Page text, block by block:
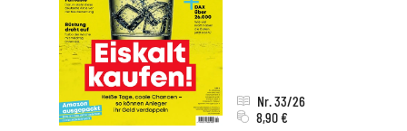
Nr. 33/26
8,90 €